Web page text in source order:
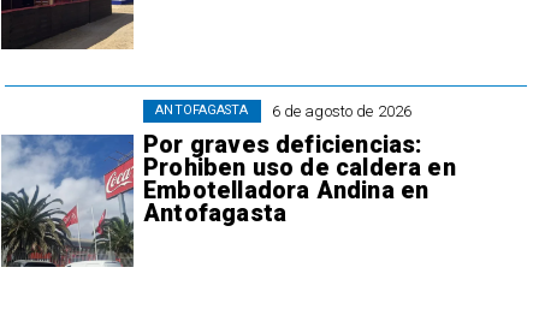
6 de agosto de 2026
Por graves deficiencias:
Prohiben uso de caldera en
Embotelladora Andina en
Antofagasta
ANTOFAGASTA